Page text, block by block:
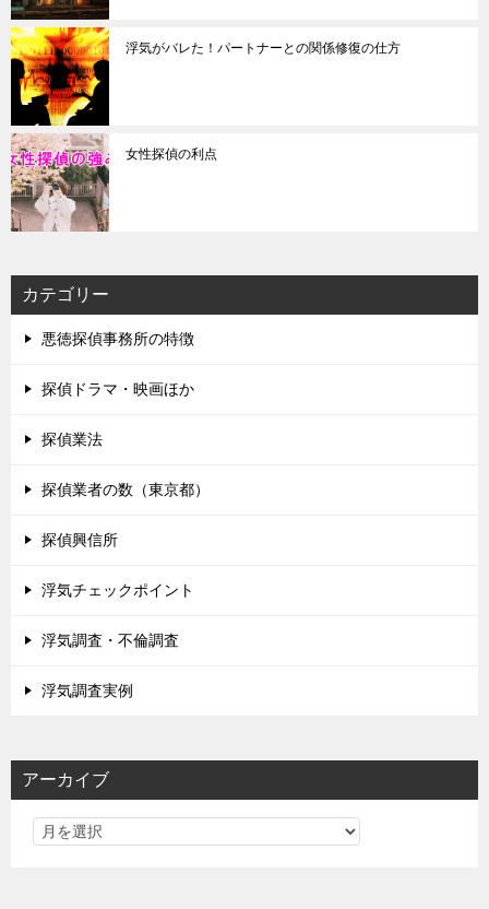
浮気がバレた！パートナーとの関係修復の仕方
女性探偵の利点
カテゴリー
悪徳探偵事務所の特徴
探偵ドラマ・映画ほか
探偵業法
探偵業者の数（東京都）
探偵興信所
浮気チェックポイント
浮気調査・不倫調査
浮気調査実例
アーカイブ